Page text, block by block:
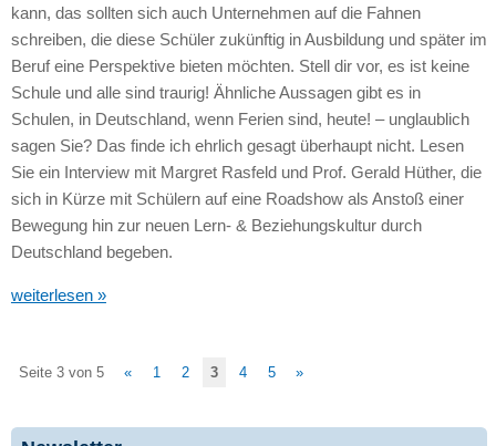
kann, das sollten sich auch Unternehmen auf die Fahnen
schreiben, die diese Schüler zukünftig in Ausbildung und später im
Beruf eine Perspektive bieten möchten. Stell dir vor, es ist keine
Schule und alle sind traurig! Ähnliche Aussagen gibt es in
Schulen, in Deutschland, wenn Ferien sind, heute! – unglaublich
sagen Sie? Das finde ich ehrlich gesagt überhaupt nicht. Lesen
Sie ein Interview mit Margret Rasfeld und Prof. Gerald Hüther, die
sich in Kürze mit Schülern auf eine Roadshow als Anstoß einer
Bewegung hin zur neuen Lern- & Beziehungskultur durch
Deutschland begeben.
weiterlesen »
Seite 3 von 5 « 1 2 3 4 5 »